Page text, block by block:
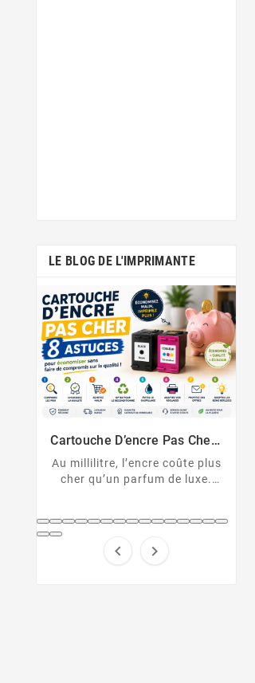
LE BLOG DE L'IMPRIMANTE
Comment Désactiver La Puce
Cartouche HP non reconnue ?
désactiver la protection des
cartouches HP et contourner
 